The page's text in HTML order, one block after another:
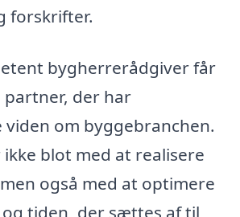
forskrifter.
bygherrerådgiver får
der har
viden om byggebranchen.
blot med at realisere
også med at optimere
tiden, der sættes af til